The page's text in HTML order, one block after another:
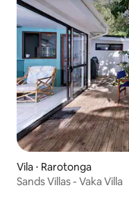
Vila ⋅ Rarotonga
Sands Villas - Vaka Villa